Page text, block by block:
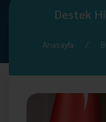
Destek
Anasayfa